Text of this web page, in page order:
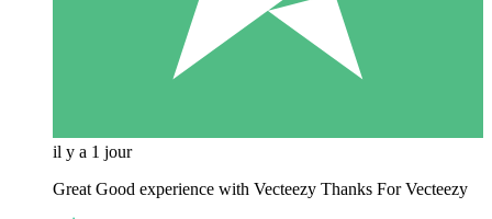
il y a 1 jour
Great Good experience with Vecteezy Thanks For Vecteezy